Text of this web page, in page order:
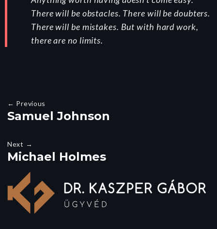
There will be obstacles. There will be doubters.
There will be mistakes. But with hard work,
there are no limits.
← Previous
Samuel Johnson
Next →
Michael Holmes